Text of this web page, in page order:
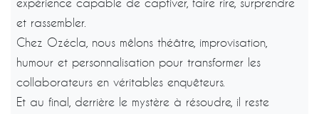
et rassembler.
Chez Ozécla, nous mêlons théâtre, improvisation,
humour et personnalisation pour transformer les
collaborateurs en véritables enquêteurs.
Et au final, derrière le mystère à résoudre, il reste